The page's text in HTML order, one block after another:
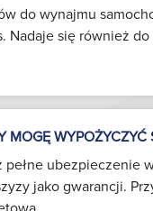
do wynajmu
Nadaje się również
MOGĘ WYPOŻYCZYĆ
ubezpieczenie
jako gwarancji.